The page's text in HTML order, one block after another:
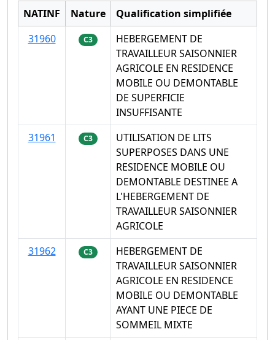
NATINF Nature
Qualification simplifiée
31960
C3
HEBERGEMENT DE
TRAVAILLEUR SAISONNIER
AGRICOLE EN RESIDENCE
MOBILE OU DEMONTABLE
DE SUPERFICIE
INSUFFISANTE
31961
C3
UTILISATION DE LITS
SUPERPOSES DANS UNE
RESIDENCE MOBILE OU
DEMONTABLE DESTINEE A
L'HEBERGEMENT DE
TRAVAILLEUR SAISONNIER
AGRICOLE
31962
C3
HEBERGEMENT DE
TRAVAILLEUR SAISONNIER
AGRICOLE EN RESIDENCE
MOBILE OU DEMONTABLE
AYANT UNE PIECE DE
SOMMEIL MIXTE